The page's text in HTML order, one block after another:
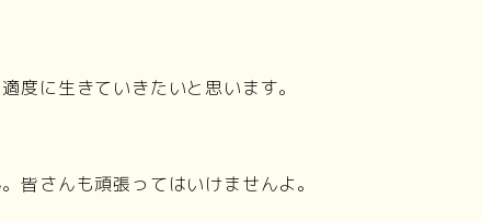
度に生きていきたいと思います。
皆さんも頑張ってはいけませんよ。